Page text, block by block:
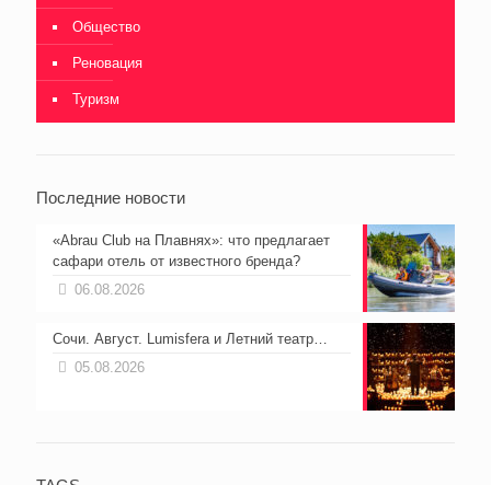
Общество
Реновация
Туризм
Последние новости
«Abrau Club на Плавнях»: что предлагает
сафари отель от известного бренда?
06.08.2026
Сочи. Август. Lumisfera и Летний театр…
05.08.2026